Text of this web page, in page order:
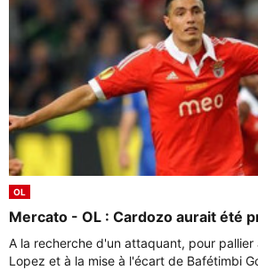
OL
Mercato - OL : Cardozo aurait été
A la recherche d'un attaquant, pour
Lopez et à la mise à l'écart de Bafétimbi